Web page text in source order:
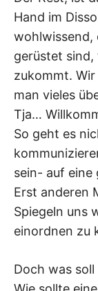
Hand im
wohlwissend,
gerüstet sind,
zukommt.
man vieles
Tja…
So geht es
sein- auf eine
Erst anderen
Spiegeln uns
einordnen zu
Doch was